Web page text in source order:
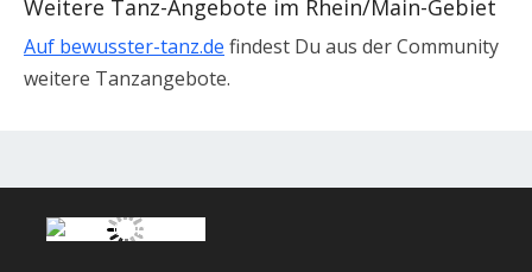
Weitere Tanz-Angebote im Rhein/Main-Gebiet
Auf bewusster-tanz.de findest Du aus der Community
weitere Tanzangebote.